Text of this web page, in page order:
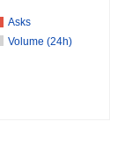
Asks
Volume (24h)